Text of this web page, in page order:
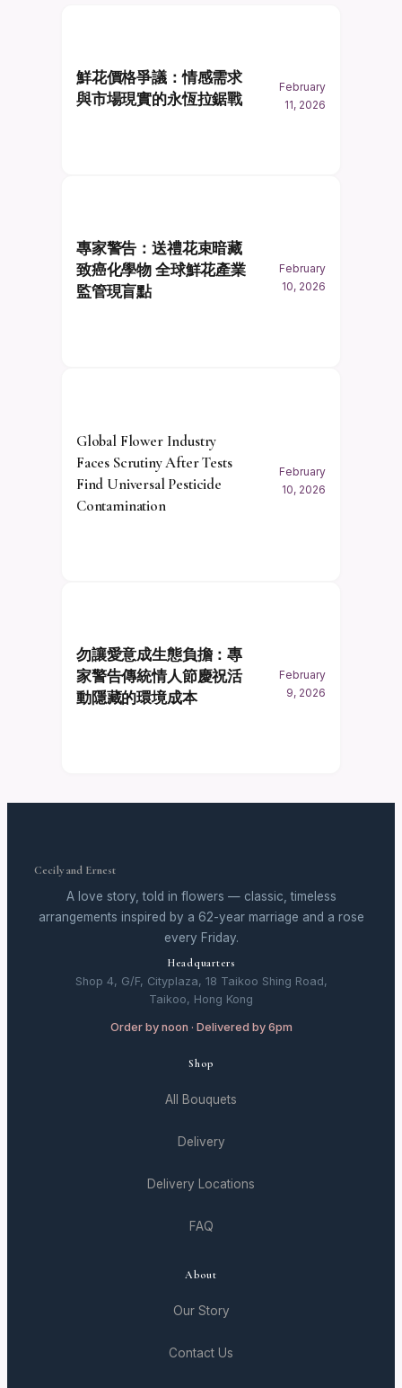
鮮花價格爭議：情感需求
與市場現實的永恆拉鋸戰
February
11, 2026
專家警告：送禮花束暗藏
致癌化學物 全球鮮花產業
監管現盲點
February
10, 2026
Global Flower Industry
Faces Scrutiny After Tests
Find Universal Pesticide
Contamination
February
10, 2026
勿讓愛意成生態負擔：專
家警告傳統情人節慶祝活
動隱藏的環境成本
February
9, 2026
Cecily and Ernest
A love story, told in flowers — classic, timeless
arrangements inspired by a 62-year marriage and a rose
every Friday.
Headquarters
Shop 4, G/F, Cityplaza, 18 Taikoo Shing Road,
Taikoo, Hong Kong
Order by noon · Delivered by 6pm
Shop
All Bouquets
Delivery
Delivery Locations
FAQ
About
Our Story
Contact Us